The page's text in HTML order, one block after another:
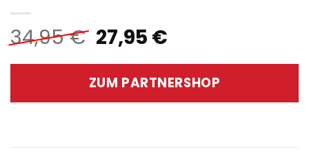
34,95€ Ursprünglicher
Preis
war:
34,95 €
27,95 €Aktueller
ist:
27,95 €.
ZUM PARTNERSHOP